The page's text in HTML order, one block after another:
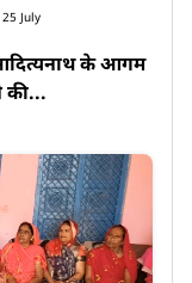
July
आदित्यनाथ के आगम